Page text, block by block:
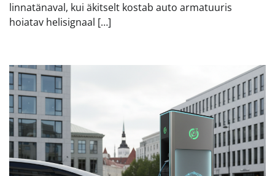
linnatänaval, kui äkitselt kostab auto armatuuris
hoiatav helisignaal […]